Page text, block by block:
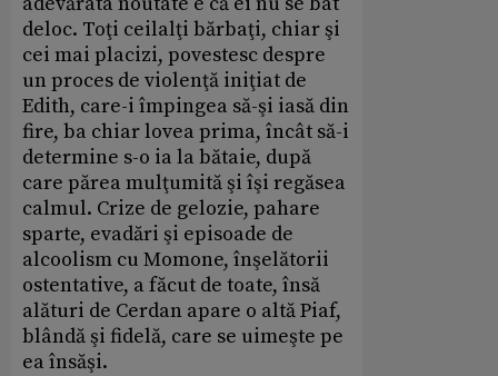
deloc. Toţi ceilalţi bărbaţi, chiar şi
cei mai placizi, povestesc despre
un proces de violenţă iniţiat de
Edith, care-i împingea să-şi iasă din
fire, ba chiar lovea prima, încât să-i
determine s-o ia la bătaie, după
care părea mulţumită şi îşi regăsea
calmul. Crize de gelozie, pahare
sparte, evadări şi episoade de
alcoolism cu Momone, înşelătorii
ostentative, a făcut de toate, însă
alături de Cerdan apare o altă Piaf,
blândă şi fidelă, care se uimeşte pe
ea însăşi.